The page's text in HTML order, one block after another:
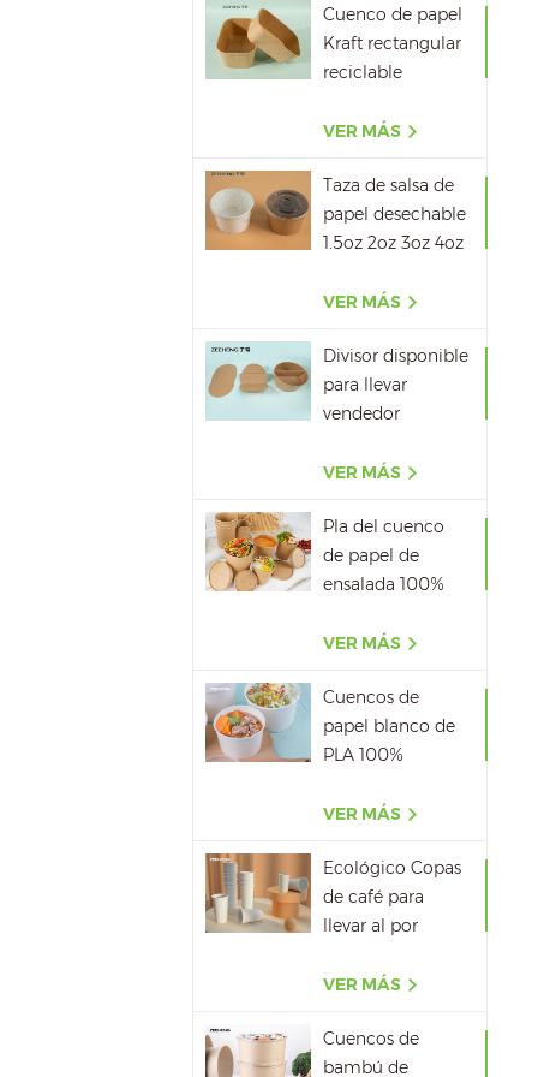
Cuenco de papel
Kraft rectangular
reciclable
VER MÁS
Taza de salsa de
papel desechable
1.5oz 2oz 3oz 4oz
VER MÁS
Divisor disponible
para llevar
vendedor
del cuenco de
VER MÁS
Pla del cuenco
de papel de
ensalada 100%
por mayor
VER MÁS
Cuencos de
papel blanco de
PLA 100%
con tapa
VER MÁS
Ecológico Copas
de café para
llevar al por
VER MÁS
Cuencos de
bambú de